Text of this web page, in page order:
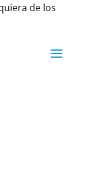
de los